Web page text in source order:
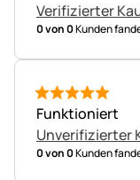
Verifizierter
0 von 0Kunden
5 von 5
Funktioniert
Unverifizierter
0 von 0Kunden